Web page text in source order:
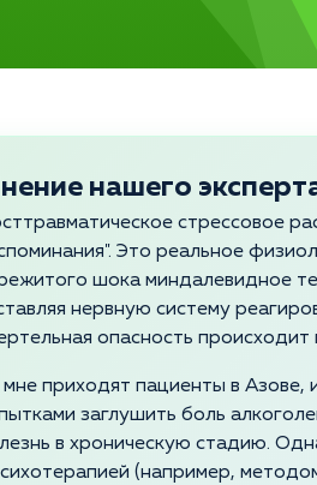
нашего
стрессовое
Это реальное
шока миндалевидное
нервную систему
опасность происходит
мне приходят пациенты в Азове,
заглушить боль
в хроническую стадию.
(например,